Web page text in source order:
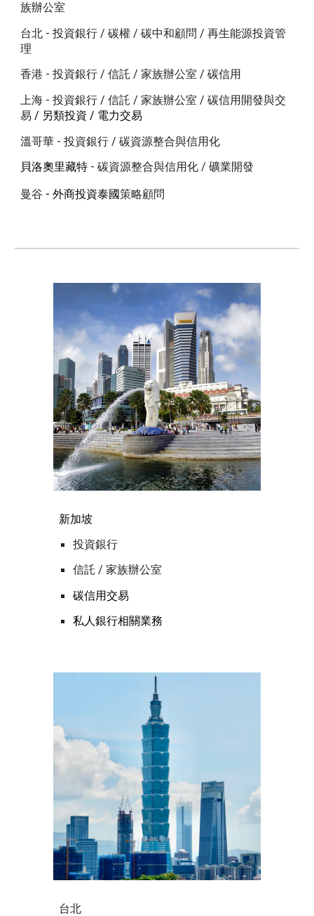
族辦公室
台北 - 投資銀行 / 碳權 / 碳中和顧問 /再生能源投資管
理
香港 - 投資銀行 / 信託 / 家族辦公室 / 碳信用
上海 - 投資銀行 / 信託 / 家族辦公室 / 碳信用開發與交
易 / 另類投資 / 電力交易
溫哥華 - 投資銀行 / 碳資源整合與信用化
貝洛奧里藏特 - 碳資源整合與信用化 / 礦業開發
曼谷 - 外商投資泰國策略顧問
新加坡
投資銀行
信託 / 家族辦公室
碳信用交易
私人銀行相關業務
台北